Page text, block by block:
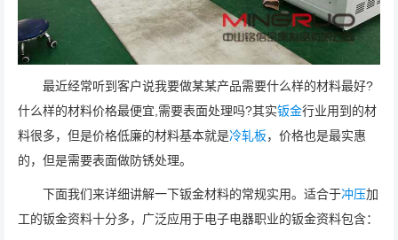
最近经常听到客户说我要做某某产品需要什么样的材料最好?
什么样的材料价格最便宜,需要表面处理吗?其实钣金行业用到的材
料很多，但是价格低廉的材料基本就是冷轧板，价格也是最实惠
的，但是需要表面做防锈处理。
下面我们来详细讲解一下钣金材料的常规实用。适合于冲压加
工的钣金资料十分多，广泛应用于电子电器职业的钣金资料包含：